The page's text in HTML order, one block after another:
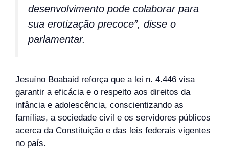
desenvolvimento pode colaborar para
sua erotização precoce”, disse o
parlamentar.
Jesuíno Boabaid reforça que a lei n. 4.446 visa
garantir a eficácia e o respeito aos direitos da
infância e adolescência, conscientizando as
famílias, a sociedade civil e os servidores públicos
acerca da Constituição e das leis federais vigentes
no país.